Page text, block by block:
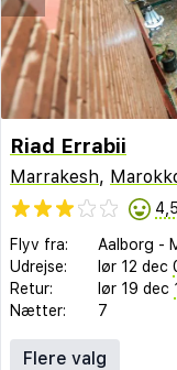
Riad Errabii
Marrakesh,
4,5
Flyv fra: Aalborg -
Udrejse:
lør 12 dec
Retur:
lør 19 dec
Nætter:
7
Flere valg